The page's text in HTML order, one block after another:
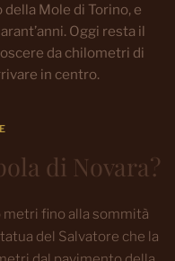
Mole di Torino, e
Oggi resta il
da chilometri di
in centro.
di Novara?
fino alla sommità
del Salvatore che la